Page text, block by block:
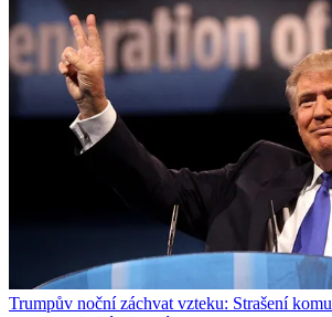
Trumpův noční záchvat vzteku: Strašení